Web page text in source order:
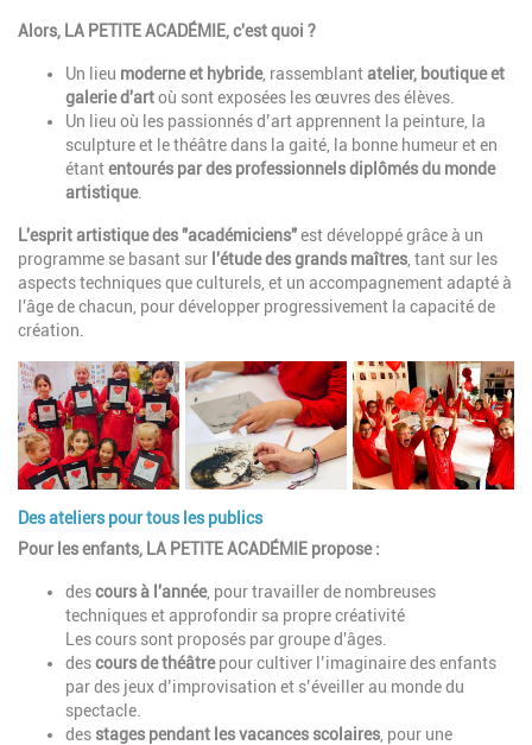
Alors, LA PETITE ACADÉMIE, c'est quoi ?
Un lieu moderne et hybride, rassemblantatelier, boutique et
galerie d'artoù sont exposées les œuvres des élèves.
Un lieu où les passionnés d’art apprennent la peinture, la
sculpture et le théâtre dans la gaité, la bonne humeur et en
étantentourés par des professionnels diplômés du monde
artistique.
L'esprit artistique des "académiciens"est développé grâce à un
programme se basant sur l'étude des grands maîtres , tant sur les
aspects techniques que culturels, et un accompagnement adapté à
l'âge de chacun, pour développer progressivement la capacité de
création.
Des ateliers pour tous les publics
Pour les enfants, LA PETITE ACADÉMIE propose :
descours à l'année, pour travailler de nombreuses
techniques et approfondir sa propre créativité
Les cours sont proposés par groupe d'âges.
descours de théâtrepour cultiver l’imaginaire des enfants
par des jeux d’improvisation et s’éveiller au monde du
spectacle.
desstages pendant les vacances scolaires , pour une